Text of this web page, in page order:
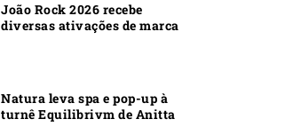
João Rock 2026 recebe
diversas ativações de marca
Natura leva spa e pop-up à
turnê Equilibrivm de Anitta